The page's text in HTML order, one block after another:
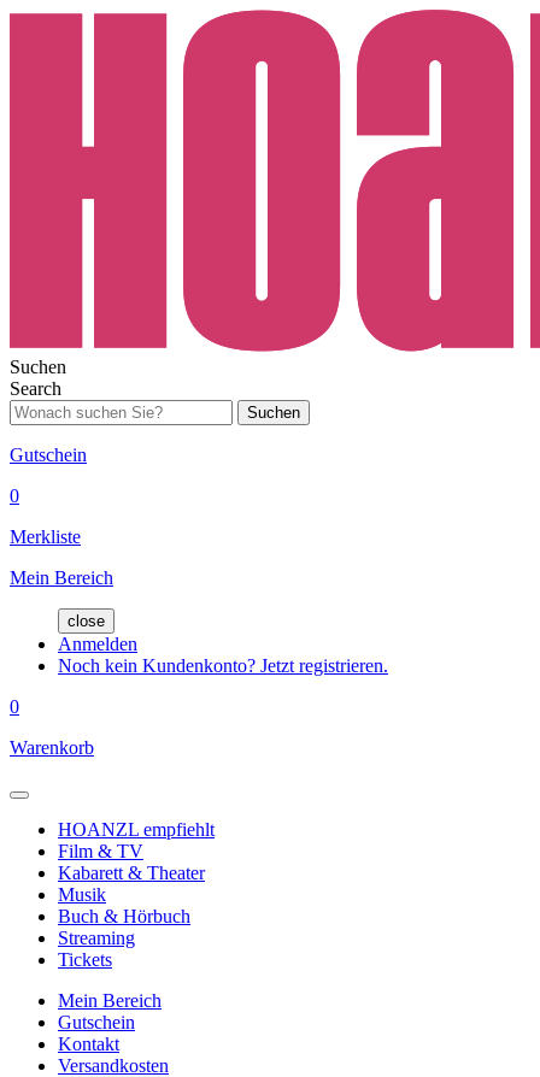
Suchen
Search
Suchen
Gutschein
0
Merkliste
Mein Bereich
close
Anmelden
Noch kein Kundenkonto? Jetzt registrieren.
0
Warenkorb
HOANZL empfiehlt
Film & TV
Kabarett & Theater
Musik
Buch & Hörbuch
Streaming
Tickets
Mein Bereich
Gutschein
Kontakt
Versandkosten